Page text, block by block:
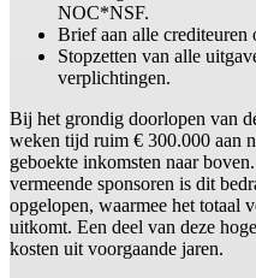
NOC*NSF.
Brief aan alle crediteuren
Stopzetten van alle
verplichtingen.
Bij het grondig doorlopen van
weken tijd ruim € 300.000 aan
geboekte inkomsten naar
vermeende sponsoren is dit
opgelopen, waarmee het totaal
uitkomt. Een deel van deze
kosten uit voorgaande jaren.